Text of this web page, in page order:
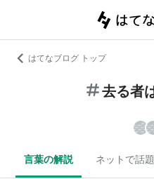
はてなブログ トップ
去る者
言葉の解説 ネットで話題